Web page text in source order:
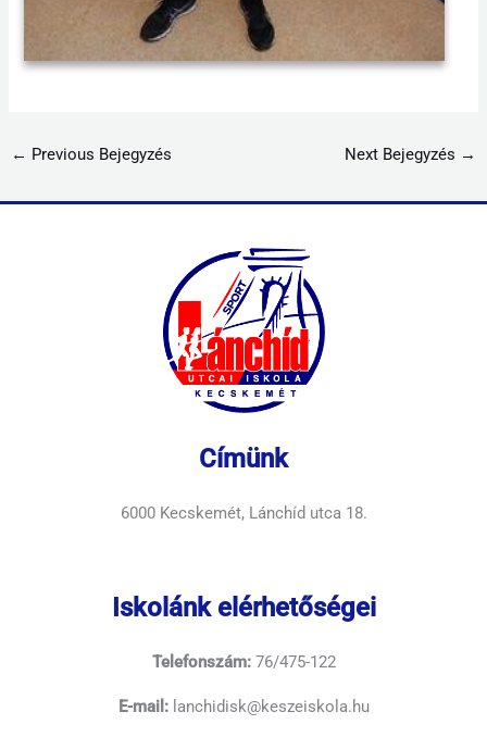
← Previous Bejegyzés Next Bejegyzés →
Címünk
6000 Kecskemét, Lánchíd utca 18.
Iskolánk elérhetőségei
Telefonszám:76/475-122
E-mail:lanchidisk@keszeiskola.hu